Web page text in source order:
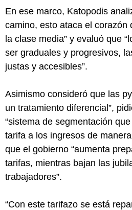
En ese marco, Katopodis
camino, esto ataca el corazón
la clase media” y evaluó que
ser graduales y progresivos,
justas y accesibles”.
Asimismo consideró que las
un tratamiento diferencial”,
“sistema de segmentación
tarifa a los ingresos de
que el gobierno “aumenta
tarifas, mientras bajan las
trabajadores”.
“Con este tarifazo se está